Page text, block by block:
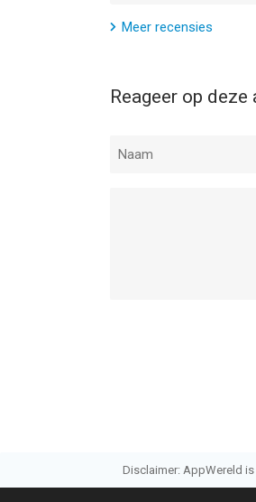
• Privacybeleid: https://
Meer recensies
Reageer op deze
Disclaimer: AppWereld